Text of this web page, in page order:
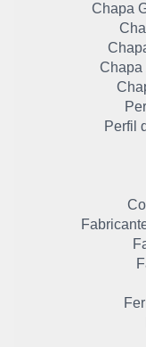
Chapa
Chapa
Perfil